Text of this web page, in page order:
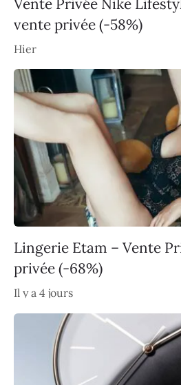
vente privée (-58%)
Hier
Lingerie Etam – Vente
privée (-68%)
Il y a 4 jours